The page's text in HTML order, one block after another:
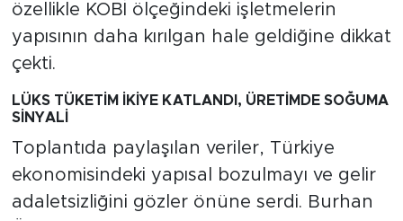
özellikle KOBİ ölçeğindeki işletmelerin
yapısının daha kırılgan hale geldiğine dikkat
çekti.
LÜKS TÜKETİM İKİYE KATLANDI, ÜRETİMDE SOĞUMA
SİNYALİ
Toplantıda paylaşılan veriler, Türkiye
ekonomisindeki yapısal bozulmayı ve gelir
adaletsizliğini gözler önüne serdi. Burhan